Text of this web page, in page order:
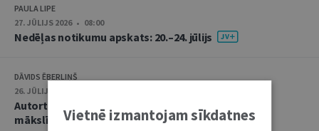
PAULA LIPE
27. JŪLIJS 2026 • 08:00
Nedēļas notikumu apskats: 20.–24. jūlijs
DĀVIDS ĒBERLIŅŠ
26. JŪLIJS 2026 • 08:00
Autortiesību subjekta un objekta juridiskie aspekti
mākslīgā intelekta kontekstā
Vietnē izmantojam sīkdatnes